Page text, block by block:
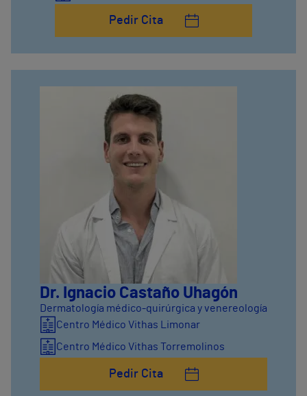
Pedir Cita
Dr. Ignacio Castaño Uhagón
Dermatología médico-quirúrgica y venereología
Centro Médico Vithas Limonar
Centro Médico Vithas Torremolinos
Pedir Cita